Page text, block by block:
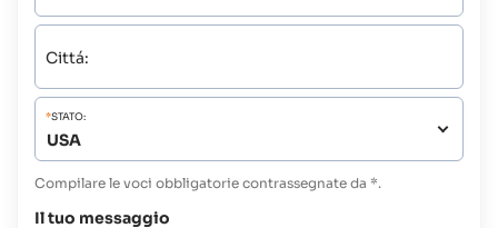
Cittá:
*STATO:
Compilare le voci obbligatorie contrassegnate da *.
Il tuo messaggio